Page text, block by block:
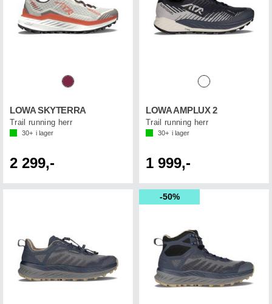
LOWA SKYTERRA
Trail running herr
30+ i lager
2 299,-
LOWA AMPLUX 2
Trail running herr
30+ i lager
1 999,-
50%